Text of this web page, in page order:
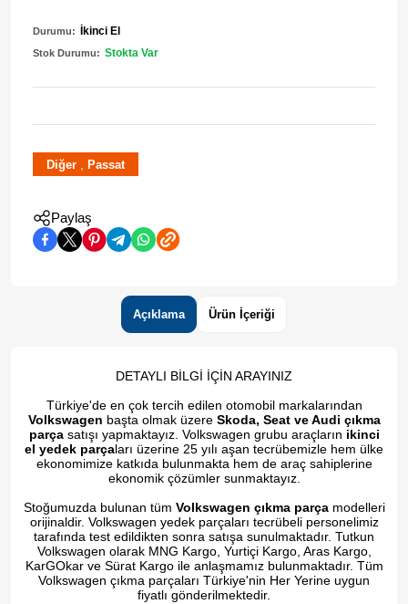
Durumu: İkinci El
Stok Durumu: Stokta Var
Diğer , Passat
Paylaş
Açıklama Ürün İçeriği
DETAYLI BİLGİ İÇİN ARAYINIZ
Türkiye'de en çok tercih edilen otomobil markalarından
Volkswagen başta olmak üzere Skoda, Seat ve Audi çıkma
parçasatışı yapmaktayız. Volkswagen grubu araçların ikinci
el yedek parçaları üzerine 25 yılı aşan tecrübemizle hem ülke
ekonomimize katkıda bulunmakta hem de araç sahiplerine
ekonomik çözümler sunmaktayız.
Stoğumuzda bulunan tüm Volkswagen çıkma parçamodelleri
orijinaldir. Volkswagen yedek parçaları tecrübeli personelimiz
tarafında test edildikten sonra satışa sunulmaktadır. Tutkun
Volkswagen olarak MNG Kargo, Yurtiçi Kargo, Aras Kargo,
KarGOkar ve Sürat Kargo ile anlaşmamız bulunmaktadır. Tüm
Volkswagen çıkma parçaları Türkiye'nin Her Yerine uygun
fiyatlı gönderilmektedir.